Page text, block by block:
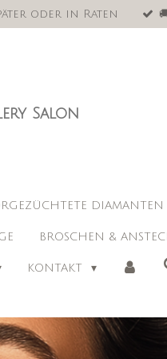
oder in Raten
Salon
DIAMANTEN
BROSCHEN &
KONTAKT